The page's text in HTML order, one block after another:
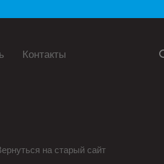
Контакты
на старый сайт